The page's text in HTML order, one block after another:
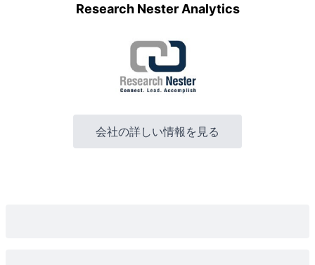
Research Nester Analytics
会社の詳しい情報を見る